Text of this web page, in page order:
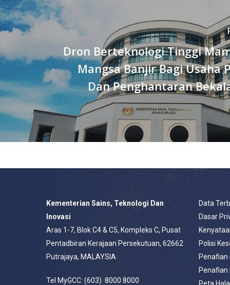
Dron Berteknologi Tinggi
Mangsa Banjir Bagi Usaha
Dan Penghantaran
Kementerian Sains, Teknologi Dan
Inovasi
Aras 1-7, Blok C4 & C5, Kompleks C, Pusat
Pentadbiran Kerajaan Persekutuan, 62662
Putrajaya, MALAYSIA
Tel MyGCC: (603) 8000 8000
Data
Dasar
Polisi
Penafian